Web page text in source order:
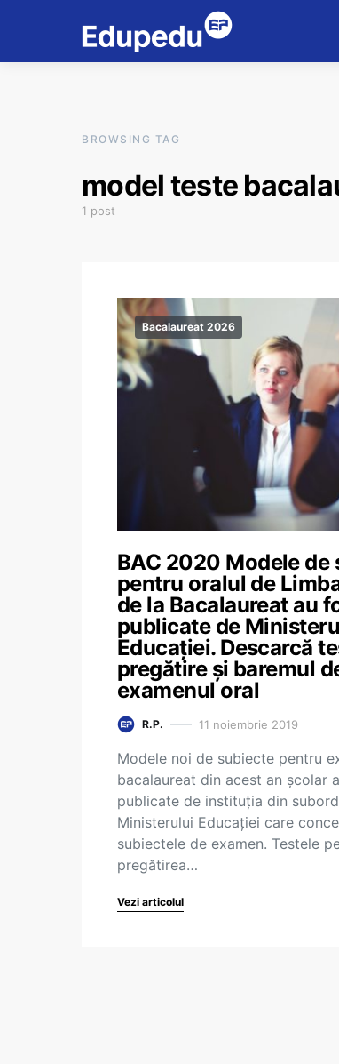
BROWSING TAG
model teste
1 post
Bacalaureat 2026
BAC 2020 Modele de
pentru oralul de
de la Bacalaureat au
publicate de
Educației. Descarcă
pregătire și baremul
examenul oral
R.P. 11 noiembrie 2019
Modele noi de subiecte pentru
bacalaureat din acest an școlar
publicate de instituția din
Ministerului Educației care
subiectele de examen. Testele
pregătirea…
Vezi articolul